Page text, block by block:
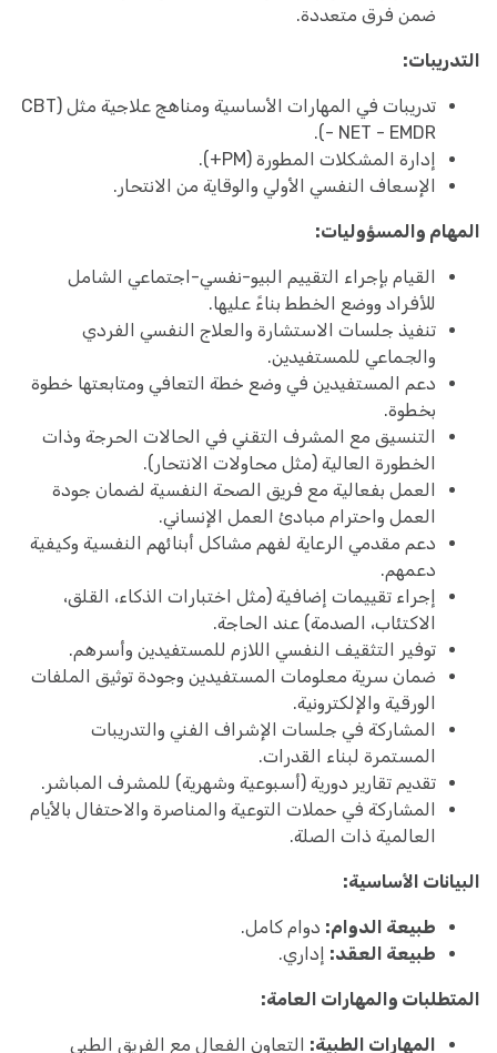
ضمن فرق متعددة.
التدريبات:
تدريبات في المهارات الأساسية ومناهج علاجية مثل (CBT
- NET - EMDR).
إدارة المشكلات المطورة (PM+).
الإسعاف النفسي الأولي والوقاية من الانتحار.
المهام والمسؤوليات:
القيام بإجراء التقييم البيو-نفسي-اجتماعي الشامل
للأفراد ووضع الخطط بناءً عليها.
تنفيذ جلسات الاستشارة والعلاج النفسي الفردي
والجماعي للمستفيدين.
دعم المستفيدين في وضع خطة التعافي ومتابعتها خطوة
بخطوة.
التنسيق مع المشرف التقني في الحالات الحرجة وذات
الخطورة العالية (مثل محاولات الانتحار).
العمل بفعالية مع فريق الصحة النفسية لضمان جودة
العمل واحترام مبادئ العمل الإنساني.
دعم مقدمي الرعاية لفهم مشاكل أبنائهم النفسية وكيفية
دعمهم.
إجراء تقييمات إضافية (مثل اختبارات الذكاء، القلق،
الاكتئاب، الصدمة) عند الحاجة.
توفير التثقيف النفسي اللازم للمستفيدين وأسرهم.
ضمان سرية معلومات المستفيدين وجودة توثيق الملفات
الورقية والإلكترونية.
المشاركة في جلسات الإشراف الفني والتدريبات
المستمرة لبناء القدرات.
تقديم تقارير دورية (أسبوعية وشهرية) للمشرف المباشر.
المشاركة في حملات التوعية والمناصرة والاحتفال بالأيام
العالمية ذات الصلة.
البيانات الأساسية:
طبيعة الدوام: دوام كامل.
طبيعة العقد: إداري.
المتطلبات والمهارات العامة:
المهارات الطبية: التعاون الفعال مع الفريق الطبي